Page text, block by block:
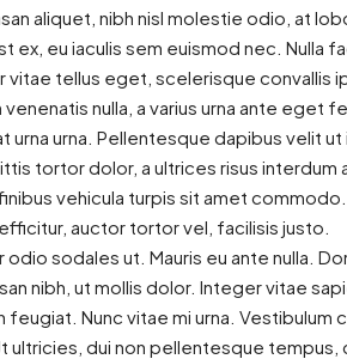
aliquet, nibh nisl molestie odio, at
ex, eu iaculis sem euismod nec. Nulla
tellus eget, scelerisque convallis
nulla, a varius urna ante eget
urna urna. Pellentesque dapibus velit
tortor dolor, a ultrices risus interdum
vehicula turpis sit amet commodo.
auctor tortor vel, facilisis justo.
sodales ut. Mauris eu ante nulla.
nibh, ut mollis dolor. Integer vitae
feugiat. Nunc vitae mi urna. Vestibulum
ultricies, dui non pellentesque tempus,